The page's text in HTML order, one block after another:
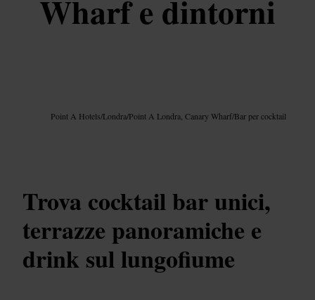
Wharf e dintorni
Point A Hotels/Londra/Point A Londra, Canary Wharf/Bar per cocktail
Trova cocktail bar unici,
terrazze panoramiche e
drink sul lungofiume